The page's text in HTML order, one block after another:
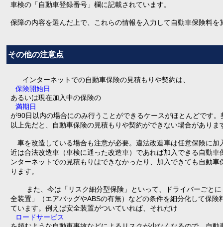
車検の「自動車登録番号」欄に記載されています。
保障の内容を選んだ上で、これらの情報を入力して自動車保険料を
その他の注意点
インターネットでの自動車保険の見積もりや契約は、
保険開始日
あるいは現在加入中の保険の
満期日
が90日以内の場合にのみ行うことができるケースがほとんどです
以上先だと、自動車保険の見積もりや契約ができない場合がありま
車を改造している場合も注意が必要。違法改造車は任意保険に加
近は合法改造車（車検に通った改造車）であれば加入できる自動
ンターネットでの見積もりはできなかったり、加入できても自動
ります。
また、今は「リスク細分型保険」といって、ドライバーごとに
全装置」（エアバッグやABSの有無）などの条件を細分化して保険
ています。例えば安全装置がついていれば、それだけ
ロードサービス